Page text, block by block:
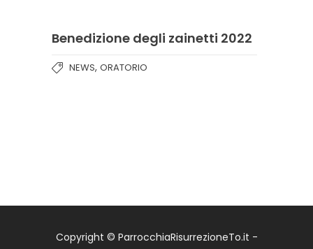
Benedizione degli zainetti 2022
NEWS, ORATORIO
Copyright © ParrocchiaRisurrezioneTo.it -